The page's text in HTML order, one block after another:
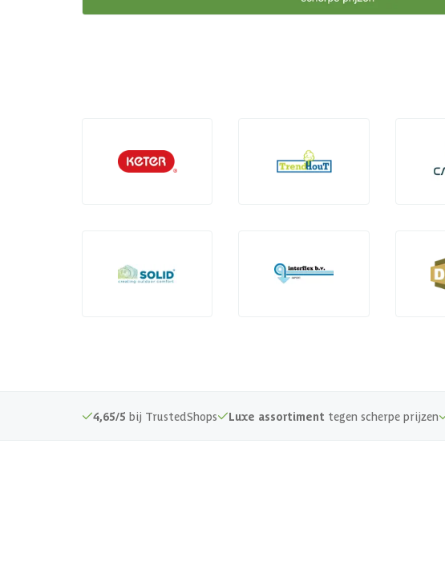
4,65/5 bij TrustedShops Luxe assortiment tegen scherpe prijzen